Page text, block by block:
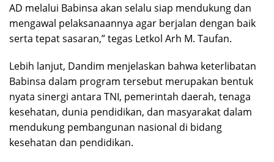
AD melalui Babinsa akan selalu siap mendukung dan
mengawal pelaksanaannya agar berjalan dengan baik
serta tepat sasaran,” tegas Letkol Arh M. Taufan.
Lebih lanjut, Dandim menjelaskan bahwa keterlibatan
Babinsa dalam program tersebut merupakan bentuk
nyata sinergi antara TNI, pemerintah daerah, tenaga
kesehatan, dunia pendidikan, dan masyarakat dalam
mendukung pembangunan nasional di bidang
kesehatan dan pendidikan.